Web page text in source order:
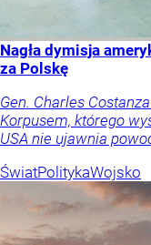
Nagła dymisja
za Polskę
Gen. Charles
Korpusem, którego
USA nie ujawnia
ŚwiatPolitykaWojsko